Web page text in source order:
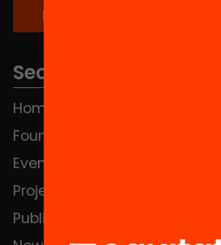
Sections
Home
Foundation
Events
Projects
Publications and videos